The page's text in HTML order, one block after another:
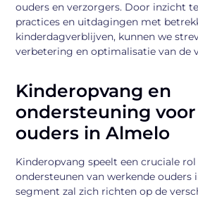
ouders en verzorgers. Door inzicht
practices en uitdagingen met
kinderdagverblijven, kunnen we
verbetering en optimalisatie van de
Kinderopvang en
ondersteuning
ouders in Almelo
Kinderopvang speelt een cruciale
ondersteunen van werkende ouders
segment zal zich richten op de